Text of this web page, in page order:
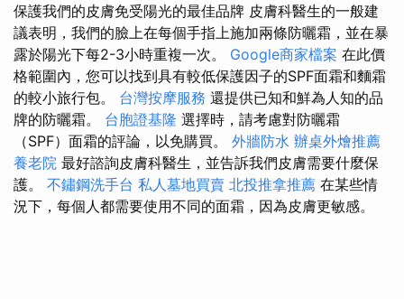
保護我們的皮膚免受陽光的最佳品牌 皮膚科醫生的一般建
議表明，我們的臉上在每個手指上施加兩條防曬霜，並在暴
露於陽光下每2-3小時重複一次。 Google商家檔案 在此價
格範圍內，您可以找到具有較低保護因子的SPF面霜和麵霜
的較小旅行包。 台灣按摩服務 還提供已知和鮮為人知的品
牌的防曬霜。 台胞證基隆 選擇時，請考慮對防曬霜
（SPF）面霜的評論，以免購買。 外牆防水 辦桌外燴推薦
養老院 最好諮詢皮膚科醫生，並告訴我們皮膚需要什麼保
護。 不鏽鋼洗手台 私人墓地買賣 北投推拿推薦 在某些情
況下，每個人都需要使用不同的面霜，因為皮膚更敏感。